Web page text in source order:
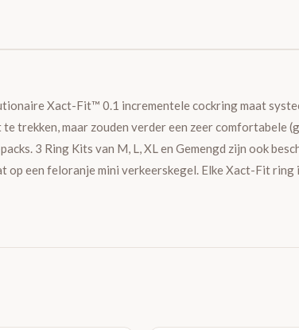
Xact-Fit™ 0.1 incrementele cockring maat
trekken, maar zouden verder een zeer comfortabele
3 Ring Kits van M, L, XL en Gemengd zijn ook
een feloranje mini verkeerskegel. Elke Xact-Fit ring